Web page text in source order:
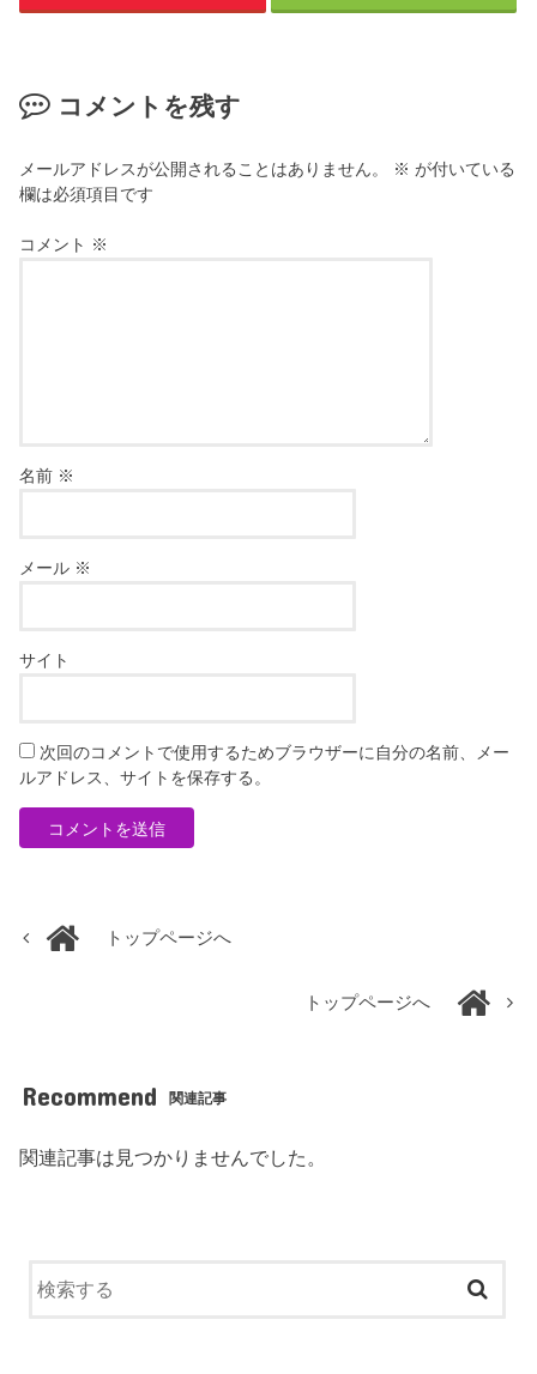
コメントを残す
メールアドレスが公開されることはありません。 ※ が付いている
欄は必須項目です
コメント ※
名前 ※
メール ※
サイト
次回のコメントで使用するためブラウザーに自分の名前、メー
ルアドレス、サイトを保存する。
トップページへ
トップページへ
Recommend 関連記事
関連記事は見つかりませんでした。